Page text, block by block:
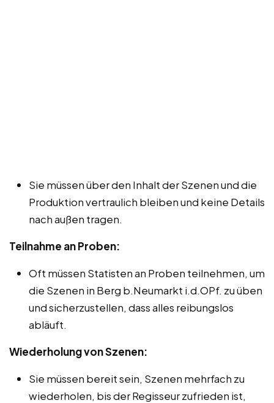
Sie müssen über den Inhalt der Szenen und die
Produktion vertraulich bleiben und keine Details
nach außen tragen.
Teilnahme an Proben:
Oft müssen Statisten an Proben teilnehmen, um
die Szenen in Berg b.Neumarkt i.d.OPf. zu üben
und sicherzustellen, dass alles reibungslos
abläuft.
Wiederholung von Szenen:
Sie müssen bereit sein, Szenen mehrfach zu
wiederholen, bis der Regisseur zufrieden ist,